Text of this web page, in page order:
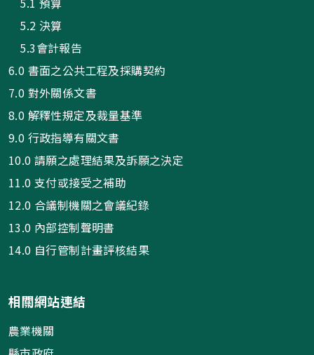
5.2 決算
5.3會計報告
6.0 書面之公共工程及採購契約
7.0 對外關係文書
8.0 解釋性規定及裁量基準
9.0 行政指導有關文書
10.0 請願之處理結果及訴願之決定
11.0 支付或接受之補助
12.0 合議制機關之會議紀錄
13.0 內部控制聲明書
14.0 自行管制計畫評核結果
相關網站連結
農業機關